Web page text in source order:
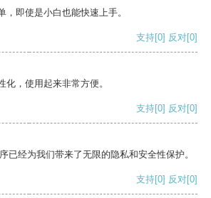
，即使是小白也能快速上手。
支持[0] 反对[0]
，使用起来非常方便。
支持[0] 反对[0]
已经为我们带来了无限的隐私和安全性保护。
支持[0] 反对[0]